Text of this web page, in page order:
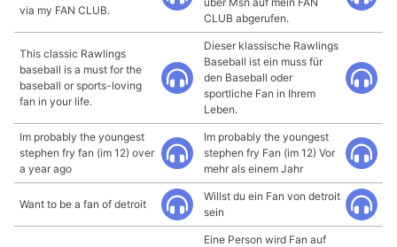
via my FAN CLUB.
CLUB abgerufen.
This classic Rawlings
baseball is a must for the
baseball or sports-loving
fan in your life.
Dieser klassische Rawlings
Baseball ist ein muss für
den Baseball oder
sportliche Fan in Ihrem
Leben.
Im probably the youngest
stephen fry fan (im 12) over
a year ago
Im probably the youngest
stephen fry Fan (im 12) Vor
mehr als einem Jahr
Want to be a fan of detroit
Willst du ein Fan von detroit
sein
Eine Person wird Fan auf